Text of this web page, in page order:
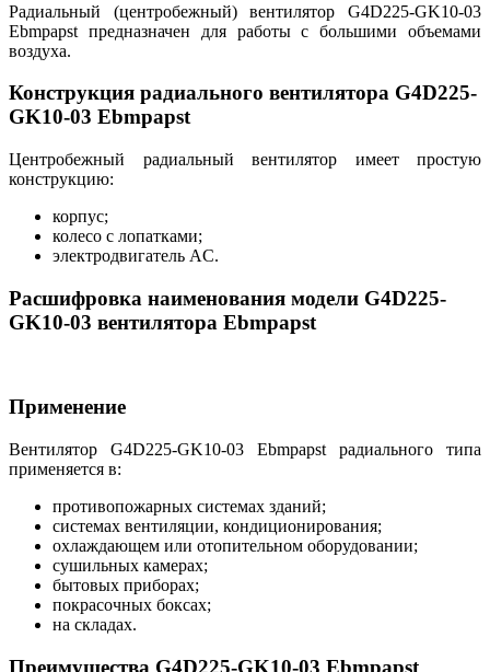
Радиальный (центробежный) вентилятор G4D225-GK10-03
Ebmpapst предназначен для работы с большими объемами
воздуха.
Конструкция радиального вентилятора G4D225-
GK10-03 Ebmpapst
Центробежный радиальный вентилятор имеет простую
конструкцию:
корпус;
колесо с лопатками;
электродвигатель AC.
Расшифровка наименования модели G4D225-
GK10-03 вентилятора Ebmpapst
Применение
Вентилятор G4D225-GK10-03 Ebmpapst радиального типа
применяется в:
противопожарных системах зданий;
системах вентиляции, кондиционирования;
охлаждающем или отопительном оборудовании;
сушильных камерах;
бытовых приборах;
покрасочных боксах;
на складах.
Преимущества G4D225-GK10-03 Ebmpapst